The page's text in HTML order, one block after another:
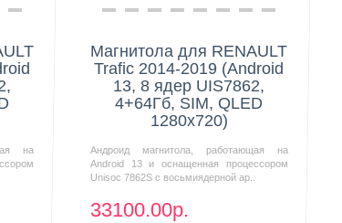
на
Нашли дешевле?
Магнитола для RENAULT
Trafic 2014-2019 (Android
13, 8 ядер UIS7862,
4+64Гб, SIM, QLED
1280x720)
Андроид магнитола, работающая на
Android 13 и оснащенная процессором
Unisoc 7862S с восьмиядерной ар..
33100.00р.